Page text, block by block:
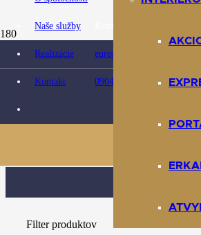
Naše služby
Realizácie
Kontakt
europarket@europarket.sk
0904 422 007
Domov
Terasy
Kompozitné terasy
Filter produktov